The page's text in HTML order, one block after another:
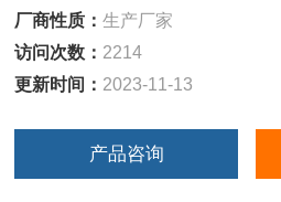
厂商性质：生产厂家
访问次数： 2214
更新时间： 2023-11-13
产品咨询